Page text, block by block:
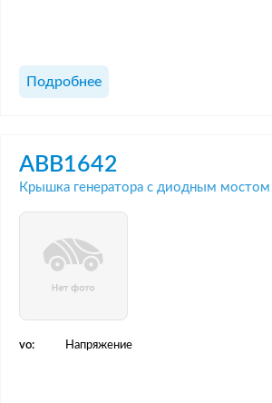
Подробнее
ABB1642
Крышка генератора с диодным мостом
vo: Напряжение